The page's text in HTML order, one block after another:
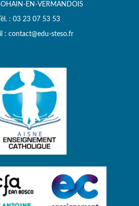
EN-VERMANDOIS
Tél. : 03 23 07 53 53
: contact@edu-steso.fr